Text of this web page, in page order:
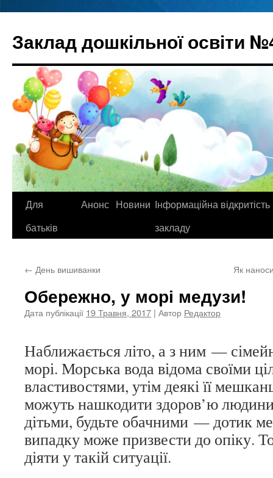
вмісту
Заклад дошкільної освіти
Для
батьків
Анонс Новини Інформаційна відкритість
закладу
← День вишиванки Як
Обережно, у морі медузи!
Дата публікації 19 Травня, 2017 | Автор Редактор
Наближається літо, а з ним —
морі. Морська вода відома своїми
властивостями, утім деякі її
можуть нашкодити здоров’ю
дітьми, будьте обачними — дотик
випадку може призвести до опіку.
діяти у такій ситуації.